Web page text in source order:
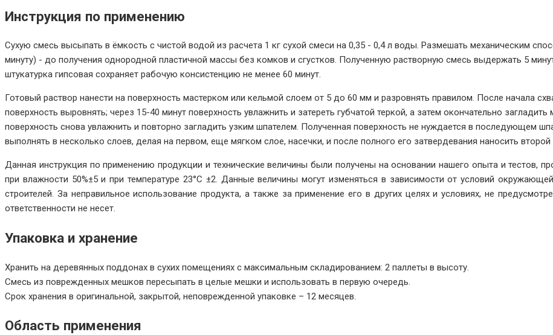
Инструкция по применению
Сухую смесь высыпать в ёмкость с чистой водой из расчета 1 кг сухой смеси на 0,35 - 0,4 л воды. Размешать механическим
минуту) - до получения однородной пластичной массы без комков и сгустков. Полученную растворную смесь выдержать 5
штукатурка гипсовая сохраняет рабочую консистенцию не менее 60 минут.
Готовый раствор нанести на поверхность мастерком или кельмой слоем от 5 до 60 мм и разровнять правилом. После начала
поверхность выровнять; через 15-40 минут поверхность увлажнить и затереть губчатой теркой, а затем окончательно
поверхность снова увлажнить и повторно загладить узким шпателем. Полученная поверхность не нуждается в последующем
выполнять в несколько слоев, делая на первом, еще мягком слое, насечки, и после полного его затвердевания наносить второй
Данная инструкция по применению продукции и технические величины были получены на основании нашего опыта и тестов,
при влажности 50%±5 и при температуре 23°С ±2. Данные величины могут изменяться в зависимости от условий
строителей. За неправильное использование продукта, а также за применение его в других целях и условиях, не
ответственности не несет.
Упаковка и хранение
Хранить на деревянных поддонах в сухих помещениях с максимальным складированием: 2 паллеты в высоту.
Смесь из поврежденных мешков пересыпать в целые мешки и использовать в первую очередь.
Срок хранения в оригинальной, закрытой, неповрежденной упаковке – 12 месяцев.
Область применения